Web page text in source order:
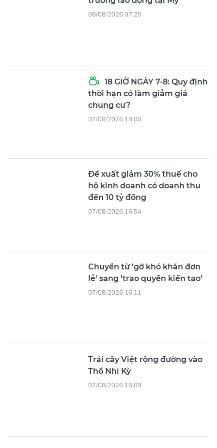
08/08/2026 07:25
18 GIỜ NGÀY 7-8: Quy định
thời hạn có làm giảm giá
chung cư?
07/08/2026 18:00
Đề xuất giảm 30% thuế cho
hộ kinh doanh có doanh thu
đến 10 tỷ đồng
07/08/2026 16:54
Chuyển từ 'gỡ khó khăn đơn
lẻ' sang 'trao quyền kiến tạo'
07/08/2026 16:11
Trái cây Việt rộng đường vào
Thổ Nhĩ Kỳ
07/08/2026 16:09